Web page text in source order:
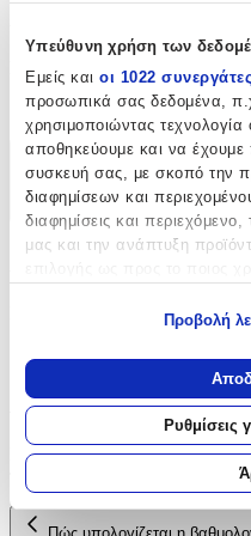
Υπεύθυνη χρήση των
Εμείς και οι 1022
προσωπικά σας δεδομένα,
χρησιμοποιώντας
αποθηκεύουμε και να
συσκευή σας, με σκοπό την
διαφημίσεων και
διαφημίσεις και
μας και την ανάπτυξη
Να συλλέξουμε
σας τοποθεσία, οι οποίες
απόσταση μερικών μέτρων
Να αναγνωρίσουμε τη
για συγκεκριμένα
Μάθετε περισσότερα
προσωπικών σας δεδομένων
Προβολή
Ρυθμίσεις
Είδος
:
Κουμπιά
Χαρακτηριστικά
Χαρακτηριστικά
Αξιολογήσεις
Προς το παρόν δεν υπάρχουν
προστεθούν, θα εμφανιστούν